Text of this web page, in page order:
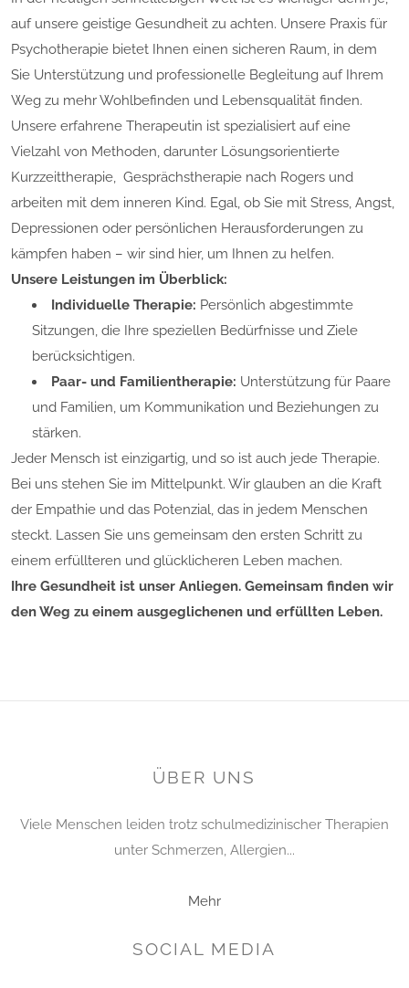
auf unsere geistige Gesundheit zu achten. Unsere Praxis für
Psychotherapie bietet Ihnen einen sicheren Raum, in dem
Sie Unterstützung und professionelle Begleitung auf Ihrem
Weg zu mehr Wohlbefinden und Lebensqualität finden.
Unsere erfahrene Therapeutin ist spezialisiert auf eine
Vielzahl von Methoden, darunter Lösungsorientierte
Kurzzeittherapie, Gesprächstherapie nach Rogers und
arbeiten mit dem inneren Kind. Egal, ob Sie mit Stress, Angst,
Depressionen oder persönlichen Herausforderungen zu
kämpfen haben – wir sind hier, um Ihnen zu helfen.
Unsere Leistungen im Überblick:
Individuelle Therapie: Persönlich abgestimmte
Sitzungen, die Ihre speziellen Bedürfnisse und Ziele
berücksichtigen.
Paar- und Familientherapie: Unterstützung für Paare
und Familien, um Kommunikation und Beziehungen zu
stärken.
Jeder Mensch ist einzigartig, und so ist auch jede Therapie.
Bei uns stehen Sie im Mittelpunkt. Wir glauben an die Kraft
der Empathie und das Potenzial, das in jedem Menschen
steckt. Lassen Sie uns gemeinsam den ersten Schritt zu
einem erfüllteren und glücklicheren Leben machen.
Ihre Gesundheit ist unser Anliegen. Gemeinsam finden wir
den Weg zu einem ausgeglichenen und erfüllten Leben.
ÜBER UNS
Viele Menschen leiden trotz schulmedizinischer Therapien
unter Schmerzen, Allergien...
Mehr
SOCIAL MEDIA